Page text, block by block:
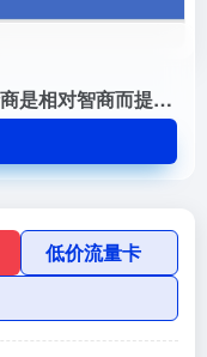
情商测试(国际标准)官网，情商是相对智商而提出来的，情商通常是指人的情绪，意志，行为，性格等方面组成，通常智商高的人不一定能在事业上获得成功，而情商高的人通常都能更容易获取成功，情商和智商的差别更能体现在现实生活中的各个方面
低价流量卡